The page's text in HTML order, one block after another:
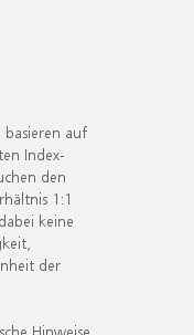
basieren auf
Index-
den
1:1
keine
der